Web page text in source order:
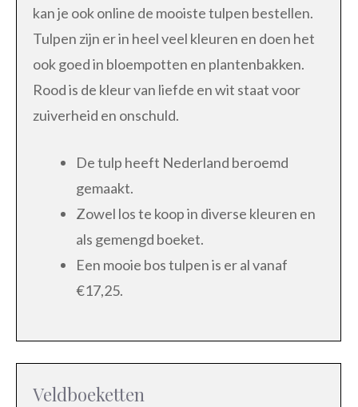
kan je ook online de mooiste tulpen bestellen.
Tulpen zijn er in heel veel kleuren en doen het
ook goed in bloempotten en plantenbakken.
Rood is de kleur van liefde en wit staat voor
zuiverheid en onschuld.
De tulp heeft Nederland beroemd
gemaakt.
Zowel los te koop in diverse kleuren en
als gemengd boeket.
Een mooie bos tulpen is er al vanaf
€17,25.
Veldboeketten